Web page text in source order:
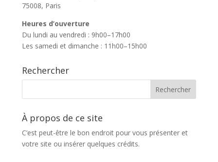
75008, Paris
Heures d’ouverture
Du lundi au vendredi : 9h00–17h00
Les samedi et dimanche : 11h00–15h00
Rechercher
À propos de ce site
C’est peut-être le bon endroit pour vous présenter et
votre site ou insérer quelques crédits.